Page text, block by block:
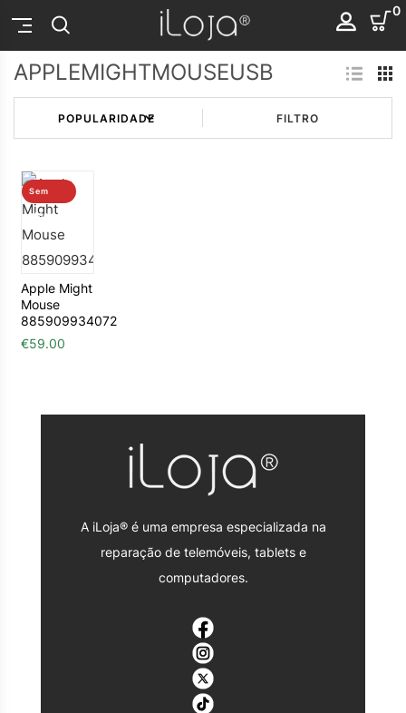
0
APPLEMIGHTMOUSEUSB
FILTRO
Sem
stock
Apple Might
Mouse
885909934072
€59.00
A iLoja® é uma empresa especializada na
reparação de telemóveis, tablets e
computadores.